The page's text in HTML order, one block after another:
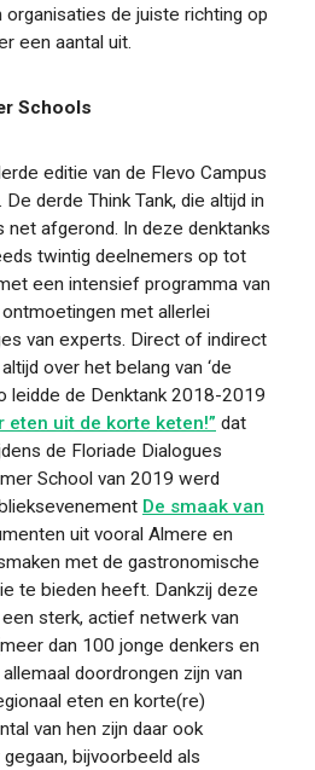
organisaties de juiste richting op
een aantal uit.
Schools
editie van de Flevo Campus
derde Think Tank, die altijd in
net afgerond. In deze denktanks
twintig deelnemers op tot
een intensief programma van
met allerlei
van experts. Direct of indirect
over het belang van ‘de
leidde de Denktank 2018-2019
eten uit de korte keten!” dat
de Floriade Dialogues
School van 2019 werd
De smaak van
uit vooral Almere en
met de gastronomische
te bieden heeft. Dankzij deze
sterk, actief netwerk van
dan 100 jonge denkers en
doordrongen zijn van
eten en korte(re)
van hen zijn daar ook
bijvoorbeeld als